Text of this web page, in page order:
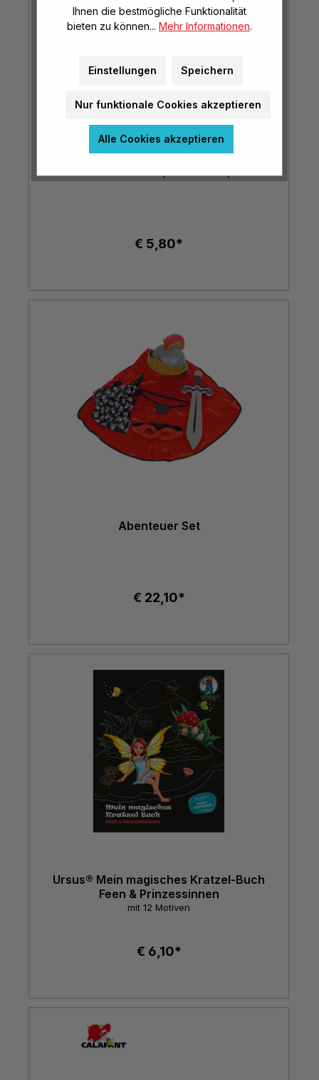
€ 5,80*
Abenteuer Set
€ 22,10*
Ursus® Mein magisches Kratzel-Buch
Feen & Prinzessinnen
mit 12 Motiven
€ 6,10*
Ihnen die bestmögliche Funktionalität
bieten zu können... Mehr Informationen.
Einstellungen Speichern
Nur funktionale Cookies akzeptieren
Alle Cookies akzeptieren